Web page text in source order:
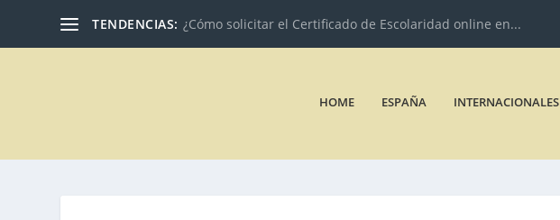
TENDENCIAS: ¿Cómo solicitar el Certificado de Escolaridad online en...
HOME ESPAÑA INTERNACIONALES